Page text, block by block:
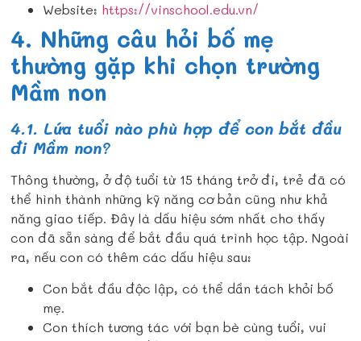
Website: https://vinschool.edu.vn/
4. Những câu hỏi bố mẹ
thường gặp khi chọn trường
Mầm non
4.1. Lứa tuổi nào phù hợp để con bắt đầu
đi Mầm non?
Thông thường, ở độ tuổi từ 15 tháng trở đi, trẻ đã có
thể hình thành những kỹ năng cơ bản cũng như khả
năng giao tiếp. Đây là dấu hiệu sớm nhất cho thấy
con đã sẵn sàng để bắt đầu quá trình học tập. Ngoài
ra, nếu con có thêm các dấu hiệu sau:
Con bắt đầu độc lập, có thể dần tách khỏi bố
mẹ.
Con thích tương tác với bạn bè cùng tuổi, vui